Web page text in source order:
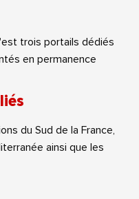
trois portails dédiés
en permanence
du Sud de la France,
ainsi que les